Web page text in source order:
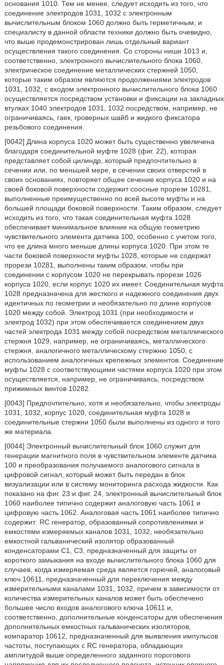
основания 1010. Тем не менее, следует исходить из того, что
соединение электродов 1031, 1032 с электронным
вычислительным блоком 1060 должно быть герметичным, и
специалисту в данной области техники должно быть очевидно,
что выше продемонстрирован лишь отдельный вариант
осуществления такого соединения. Со стороны ниши 1013 и,
соответственно, электронного вычислительного блока 1060,
электрическое соединение металлических стержней 1050,
которые таким образом являются продолжениями электродов
1031, 1032, с входом электронного вычислительного блока 1060
осуществляется посредством установки и фиксации на закладных
втулках 1040 электродов 1031, 1032 посредством, например, не
ограничиваясь, гаек, гроверных шайб и жидкого фиксатора
резьбового соединения.
[0042] Длина корпуса 1020 может быть существенно увеличена
благодаря соединительной муфте 1028 (фиг. 22), которая
представляет собой цилиндр, который предпочтительно в
сечении или, по меньшей мере, в сечении своих отверстий в
своих основаниях, повторяет общее сечение корпуса 1020 и на
своей боковой поверхности содержит соосные прорези 10281,
выполненные преимущественно по всей высоте муфты и на
большей площади боковой поверхности. Таким образом, следует
исходить из того, что такая соединительная муфта 1028
обеспечивает минимальное влияние на общую геометрию
чувствительного элемента датчика 100, особенно с учетом того,
что ее длина много меньше длины корпуса 1020. При этом те
части боковой поверхности муфты 1028, которые не содержат
прорези 10281, выполнены таким образом, чтобы при
соединении с корпусом 1020 не перекрывать прорези 1026
корпуса 1020, если корпус 1020 их имеет. Соединительная муфта
1028 предназначена для жесткого и надежного соединения двух
идентичных по геометрии и необязательно по длине корпусов
1020 между собой. Электрод 1031 (при необходимости и
электрод 1032) при этом обеспечивается соединением двух
частей электрода 1031 между собой посредством металлического
стержня 1029, например, не ограничиваясь, металлического
стержня, аналогичного металлическому стержню 1050, с
использованием аналогичных крепежных элементов. Соединение
муфты 1028 с соответствующими частями корпуса 1020 при этом
осуществляется, например, не ограничиваясь, посредством
прижимных винтов 10282.
[0043] Предпочтительно, хотя и необязательно, чтобы электроды
1031, 1032, корпус 1020, соединительная муфта 1028 и
соединительные стержни 1050 были выполнены из одного и того
же материала.
[0044] Электронный вычислительный блок 1060 служит для
генерации магнитного поля в чувствительном элементе датчика
100 и преобразования получаемого аналогового сигнала в
цифровой сигнал, который может быть передан в блок
визуализации или в систему мониторинга расхода жидкости. Как
показано на фиг. 23 и фиг. 24, электронный вычислительный блок
1060 наиболее типично содержит аналоговую часть 1061 и
цифровую часть 1062. Аналоговая часть 1061 наиболее типично
содержит: RC генератор, образованный сопротивлениями и
емкостями измеряемых каналов 1031, 1032, необязательно
емкостной гальванический изолятор образованный
конденсаторами С1, С3, предназначенный для защиты от
короткого замыкания на входе вычислительного блока 1060 для
случаев, когда измеряемая среда является горючей, аналоговый
ключ 10611, предназначенный для переключения между
измерительными каналами 1031, 1032, причем в зависимости от
количества измерительных каналов может быть обеспечено
большее число входов аналогового ключа 10611 и,
соответственно, дополнительные конденсаторы для обеспечения
дополнительных емкостных гальванических изоляторов,
компаратор 10612, предназначенный для выявления импульсов
частоты, поступающих с RC генератора, обладающих
амплитудой выше определенного заданного порогового